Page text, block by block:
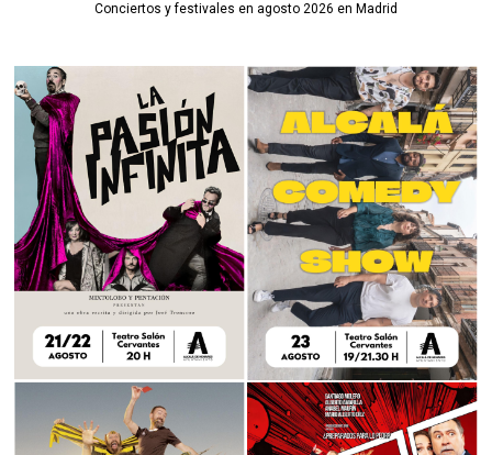
Conciertos y festivales en agosto 2026 en Madrid